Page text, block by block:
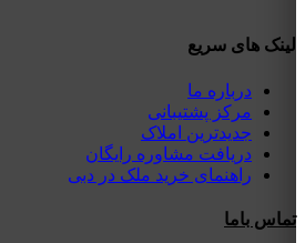
لینک های سریع
درباره ما
مرکز پشتیبانی
جدیدترین املاک
دریافت مشاوره رایگان
راهنمای خرید ملک در دبی
تماس باما